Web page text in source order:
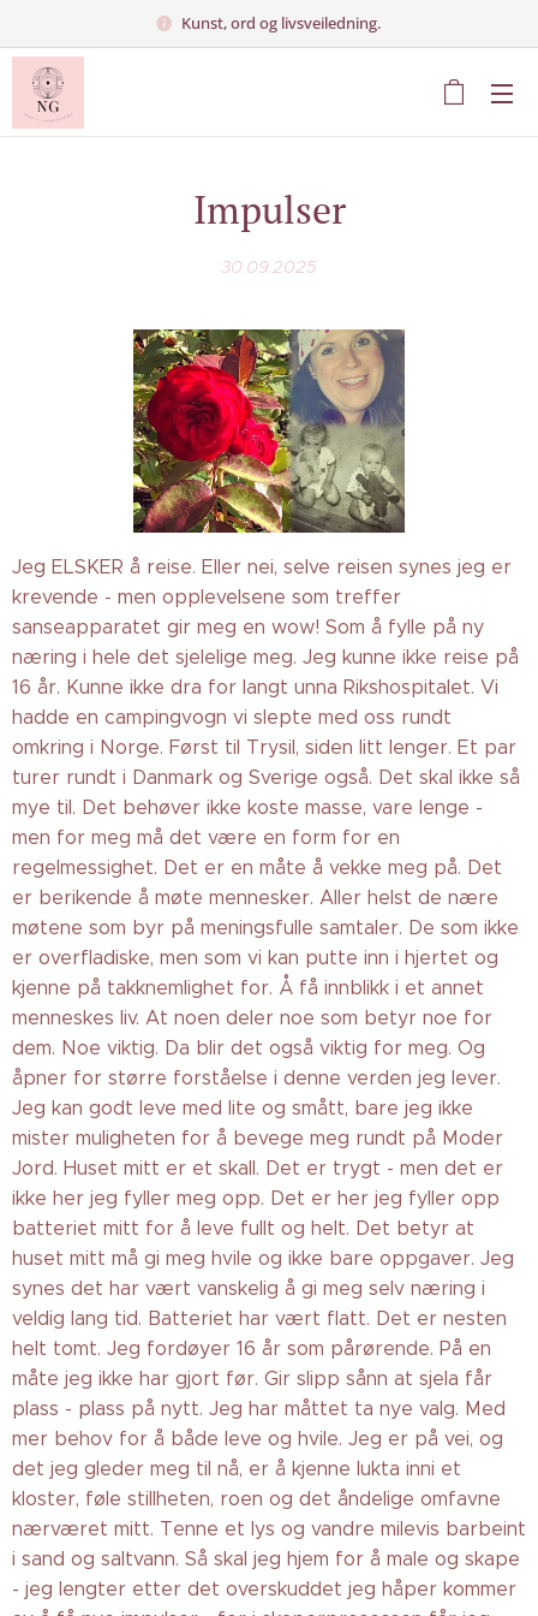
Kunst, ord og livsveiledning.
Impulser
30.09.2025
Jeg ELSKER å reise. Eller nei, selve reisen synes jeg er
krevende - men opplevelsene som treffer
sanseapparatet gir meg en wow! Som å fylle på ny
næring i hele det sjelelige meg. Jeg kunne ikke reise på
16 år. Kunne ikke dra for langt unna Rikshospitalet. Vi
hadde en campingvogn vi slepte med oss rundt
omkring i Norge. Først til Trysil, siden litt lenger. Et par
turer rundt i Danmark og Sverige også. Det skal ikke så
mye til. Det behøver ikke koste masse, vare lenge -
men for meg må det være en form for en
regelmessighet. Det er en måte å vekke meg på. Det
er berikende å møte mennesker. Aller helst de nære
møtene som byr på meningsfulle samtaler. De som ikke
er overfladiske, men som vi kan putte inn i hjertet og
kjenne på takknemlighet for. Å få innblikk i et annet
menneskes liv. At noen deler noe som betyr noe for
dem. Noe viktig. Da blir det også viktig for meg. Og
åpner for større forståelse i denne verden jeg lever.
Jeg kan godt leve med lite og smått, bare jeg ikke
mister muligheten for å bevege meg rundt på Moder
Jord. Huset mitt er et skall. Det er trygt - men det er
ikke her jeg fyller meg opp. Det er her jeg fyller opp
batteriet mitt for å leve fullt og helt. Det betyr at
huset mitt må gi meg hvile og ikke bare oppgaver. Jeg
synes det har vært vanskelig å gi meg selv næring i
veldig lang tid. Batteriet har vært flatt. Det er nesten
helt tomt. Jeg fordøyer 16 år som pårørende. På en
måte jeg ikke har gjort før. Gir slipp sånn at sjela får
plass - plass på nytt. Jeg har måttet ta nye valg. Med
mer behov for å både leve og hvile. Jeg er på vei, og
det jeg gleder meg til nå, er å kjenne lukta inni et
kloster, føle stillheten, roen og det åndelige omfavne
nærværet mitt. Tenne et lys og vandre milevis barbeint
i sand og saltvann. Så skal jeg hjem for å male og skape
- jeg lengter etter det overskuddet jeg håper kommer